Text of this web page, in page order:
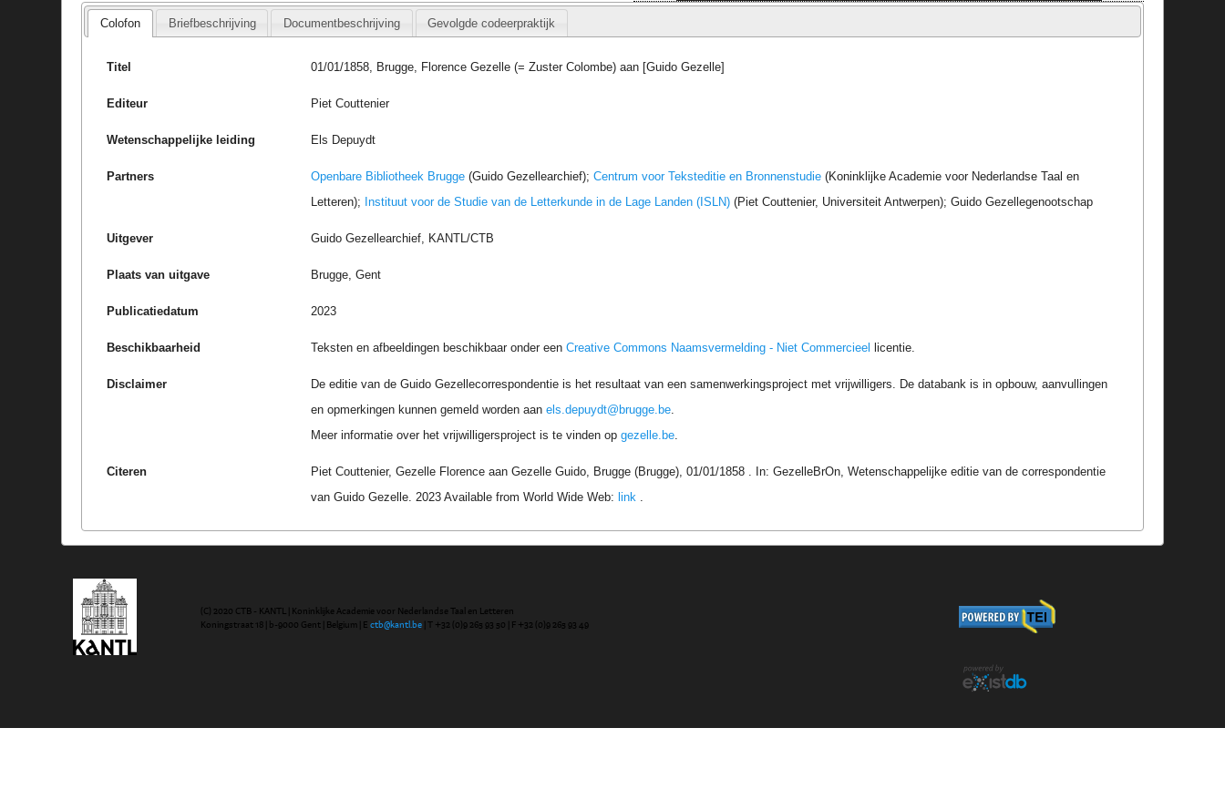
Colofon Briefbeschrijving Documentbeschrijving Gevolgde codeerpraktijk
Titel 01/01/1858, Brugge, Florence Gezelle (= Zuster Colombe) aan [Guido Gezelle]
Editeur Piet Couttenier
Wetenschappelijke leiding Els Depuydt
Partners Openbare Bibliotheek Brugge (Guido Gezellearchief);Centrum voor Teksteditie en Bronnenstudie (Koninklijke Academie voor Nederlandse Taal en
Letteren); Instituut voor de Studie van de Letterkunde in de Lage Landen (ISLN) (Piet Couttenier, Universiteit Antwerpen); Guido Gezellegenootschap
Uitgever Guido Gezellearchief, KANTL/CTB
Plaats van uitgave Brugge, Gent
Publicatiedatum 2023
Beschikbaarheid Teksten en afbeeldingen beschikbaar onder eenCreative Commons Naamsvermelding - Niet Commercieel licentie.
Disclaimer
De editie van de Guido Gezellecorrespondentie is het resultaat van een samenwerkingsproject met vrijwilligers. De databank is in opbouw, aanvullingen
en opmerkingen kunnen gemeld worden aanels.depuydt@brugge.be.
Meer informatie over het vrijwilligersproject is te vinden opgezelle.be.
Citeren
Piet Couttenier, Gezelle Florence aan Gezelle Guido, Brugge (Brugge), 01/01/1858 . In: GezelleBrOn, Wetenschappelijke editie van de correspondentie
van Guido Gezelle. 2023 Available from World Wide Web: link .
(C) 2020 CTB - KANTL | Koninklijke Academie voor Nederlandse Taal en Letteren
Koningstraat 18 | b-9000 Gent | Belgium | Ectb@kantl.be | T +32 (0)9 265 93 50 | F +32 (0)9 265 93 49